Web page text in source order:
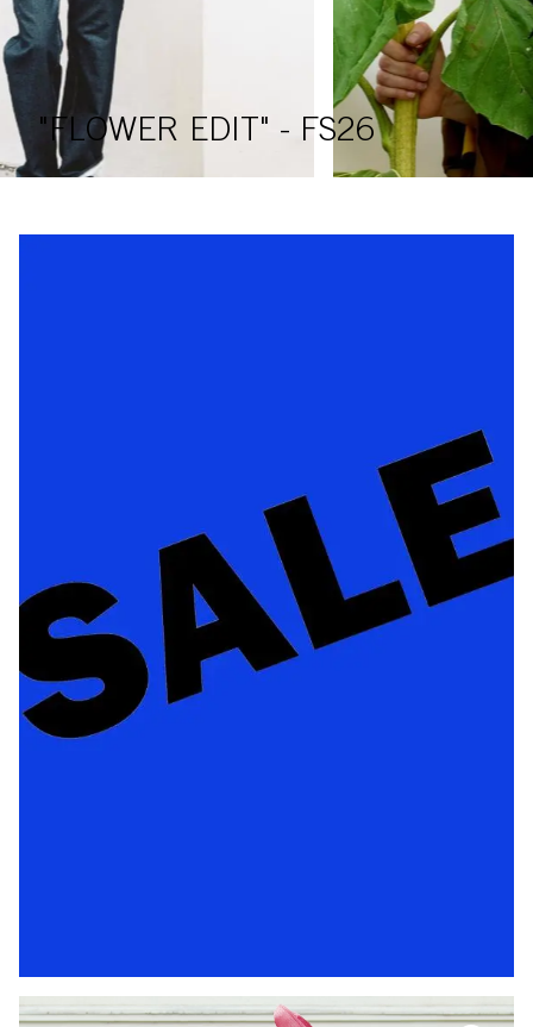
"FLOWER EDIT" - FS26
Video-Datei